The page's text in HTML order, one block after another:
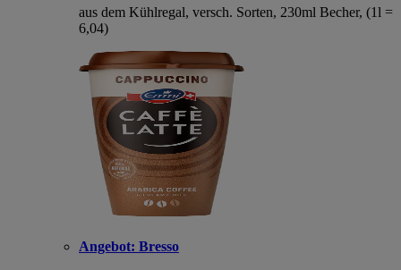
aus dem Kühlregal, versch. Sorten, 230ml Becher, (1l =
6,04)
Angebot: Bresso